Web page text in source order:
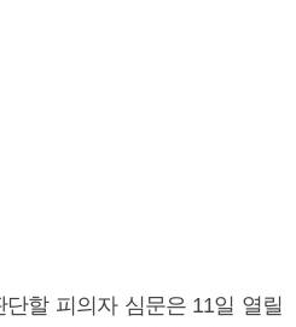
할 피의자 심문은 11일 열릴